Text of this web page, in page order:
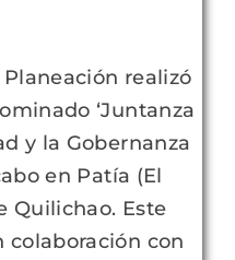
realizó
‘Juntanza
y la Gobernanza
en Patía (El
Quilichao. Este
colaboración con